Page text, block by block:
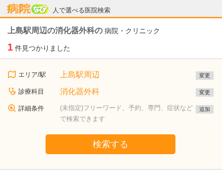
人で選べる医院検索
病院なび
上島駅周辺の消化器外科の 病院・クリニック
1 件見つかりました
エリア/駅 上島駅周辺 変更
診療科目 消化器外科 変更
詳細条件
(未指定)フリーワード、予約、専門、症状など
で検索できます
追加
検索する